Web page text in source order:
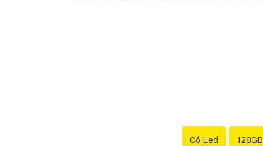
Có Led 128GB